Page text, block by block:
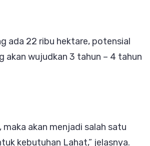
ada 22 ribu hektare, potensial
akan wujudkan 3 tahun – 4 tahun
maka akan menjadi salah satu
kebutuhan Lahat,” jelasnya.